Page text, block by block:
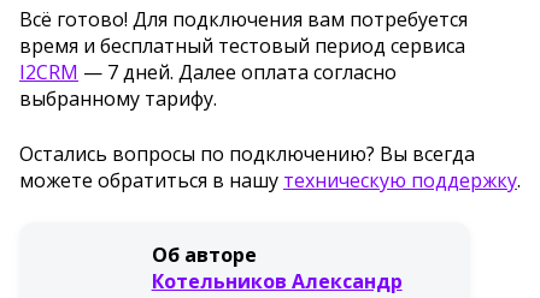
Всё готово! Для подключения вам потребуется
время и бесплатный тестовый период сервиса
I2CRM — 7 дней. Далее оплата согласно
выбранному тарифу.
Остались вопросы по подключению? Вы всегда
можете обратиться в нашу техническую поддержку.
Об авторе
Котельников Александр